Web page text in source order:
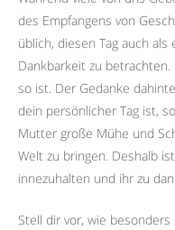
des Empfangens von
üblich, diesen Tag auch
Dankbarkeit zu
so ist. Der Gedanke
dein persönlicher Tag ist,
Mutter große Mühe und
Welt zu bringen. Deshalb
innezuhalten und ihr zu
Stell dir vor, wie